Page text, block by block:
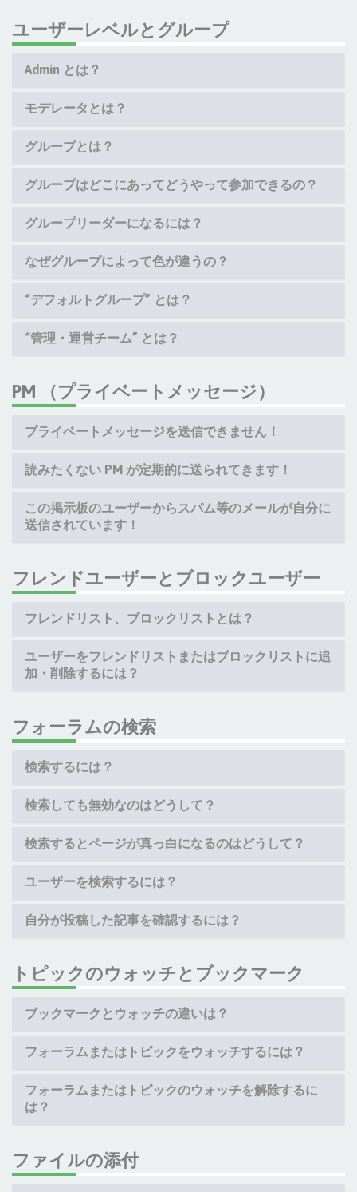
ユーザーレベルとグループ
Admin とは？
モデレータとは？
グループとは？
グループはどこにあってどうやって参加できるの？
グループリーダーになるには？
なぜグループによって色が違うの？
“デフォルトグループ” とは？
“管理・運営チーム” とは？
PM （プライベートメッセージ）
プライベートメッセージを送信できません！
読みたくない PM が定期的に送られてきます！
この掲示板のユーザーからスパム等のメールが自分に
送信されています！
フレンドユーザーとブロックユーザー
フレンドリスト、ブロックリストとは？
ユーザーをフレンドリストまたはブロックリストに追
加・削除するには？
フォーラムの検索
検索するには？
検索しても無効なのはどうして？
検索するとページが真っ白になるのはどうして？
ユーザーを検索するには？
自分が投稿した記事を確認するには？
トピックのウォッチとブックマーク
ブックマークとウォッチの違いは？
フォーラムまたはトピックをウォッチするには？
フォーラムまたはトピックのウォッチを解除するに
は？
ファイルの添付